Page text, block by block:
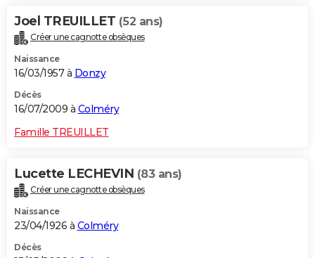
Joel TREUILLET (52 ans)
Créer une cagnotte obsèques
Naissance
16/03/1957 à Donzy
Décès
16/07/2009 à Colméry
Famille TREUILLET
Lucette LECHEVIN (83 ans)
Créer une cagnotte obsèques
Naissance
23/04/1926 à Colméry
Décès